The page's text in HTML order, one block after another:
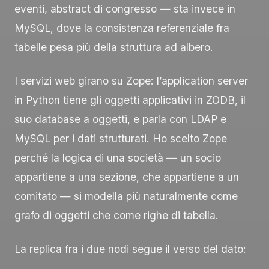
eventi, abstract di congresso — sta invece in
MySQL, dove la consistenza referenziale fra
tabelle pesa più della struttura ad albero.
I servizi web girano su Zope: l’application server
in Python tiene gli oggetti applicativi in ZODB, il
suo database a oggetti, e parla con LDAP e
MySQL per i dati strutturati. Ho scelto Zope
perché la logica di una società — un socio
appartiene a una sezione, che appartiene a un
comitato — si modella più naturalmente come
grafo di oggetti che come righe di tabella.
La replica fra i due nodi segue il verso del dato: